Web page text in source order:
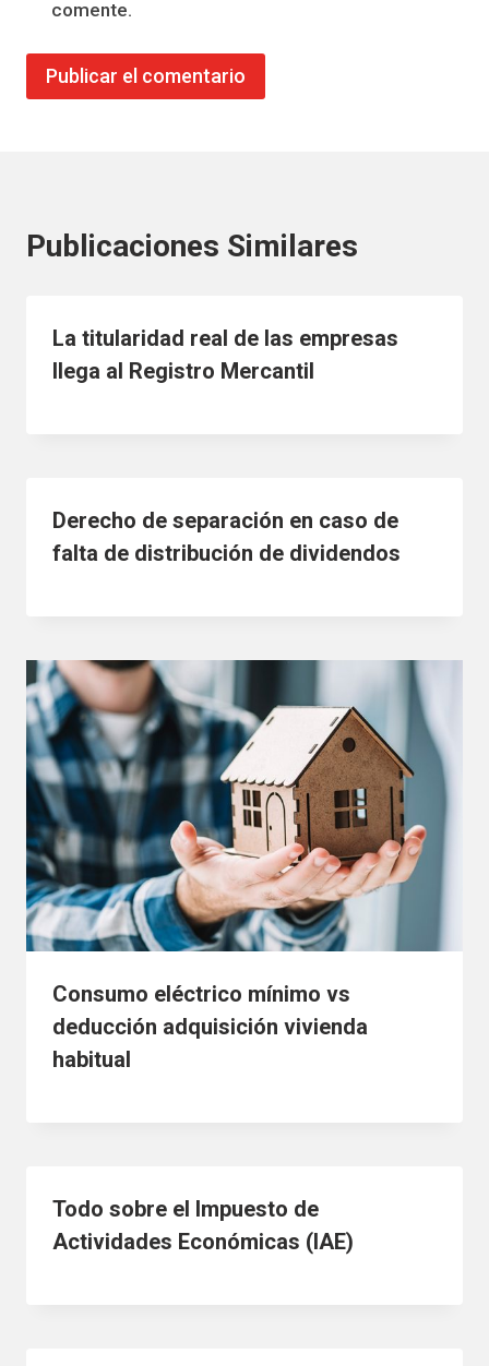
comente.
Publicaciones Similares
La titularidad real de las empresas
llega al Registro Mercantil
Derecho de separación en caso de
falta de distribución de dividendos
Consumo eléctrico mínimo vs
deducción adquisición vivienda
habitual
Todo sobre el Impuesto de
Actividades Económicas (IAE)